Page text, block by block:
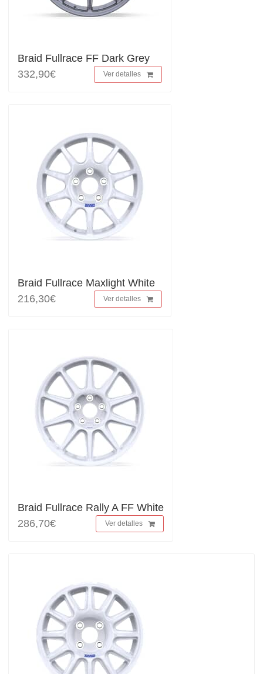
Braid Fullrace FF Dark Grey
332,90€
Ver detalles
Braid Fullrace Maxlight White
216,30€
Ver detalles
Braid Fullrace Rally A FF White
286,70€
Ver detalles